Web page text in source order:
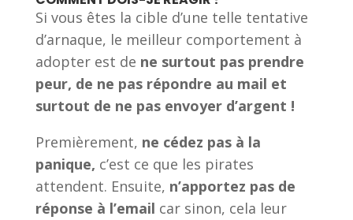
Si vous êtes la cible d’une telle tentative
d’arnaque, le meilleur comportement à
adopter est de ne surtout pas prendre
peur, de ne pas répondre au mail et
surtout de ne pas envoyer d’argent !
Premièrement, ne cédez pas à la
panique, c’est ce que les pirates
attendent. Ensuite, n’apportez pas de
réponse à l’email car sinon, cela leur